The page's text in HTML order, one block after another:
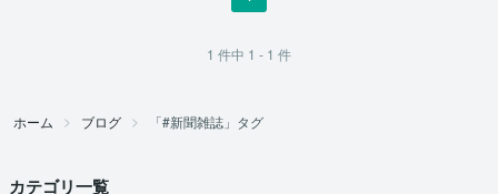
1 件中 1 - 1 件
ホーム ブログ 「#新聞雑誌」タグ
カテゴリ一覧